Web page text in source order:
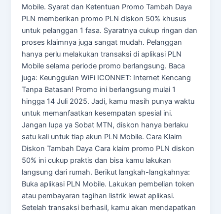
Mobile. Syarat dan Ketentuan Promo Tambah Daya
PLN memberikan promo PLN diskon 50% khusus
untuk pelanggan 1 fasa. Syaratnya cukup ringan dan
proses klaimnya juga sangat mudah. Pelanggan
hanya perlu melakukan transaksi di aplikasi PLN
Mobile selama periode promo berlangsung. Baca
juga: Keunggulan WiFi ICONNET: Internet Kencang
Tanpa Batasan! Promo ini berlangsung mulai 1
hingga 14 Juli 2025. Jadi, kamu masih punya waktu
untuk memanfaatkan kesempatan spesial ini.
Jangan lupa ya Sobat MTN, diskon hanya berlaku
satu kali untuk tiap akun PLN Mobile. Cara Klaim
Diskon Tambah Daya Cara klaim promo PLN diskon
50% ini cukup praktis dan bisa kamu lakukan
langsung dari rumah. Berikut langkah-langkahnya:
Buka aplikasi PLN Mobile. Lakukan pembelian token
atau pembayaran tagihan listrik lewat aplikasi.
Setelah transaksi berhasil, kamu akan mendapatkan